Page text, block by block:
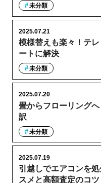
未分類
模様替えも楽々！テ
ートに解決
2025.07.21
未分類
畳からフローリング
訳
2025.07.20
未分類
引越しでエアコンを
スメと高額査定のコツ
2025.07.19